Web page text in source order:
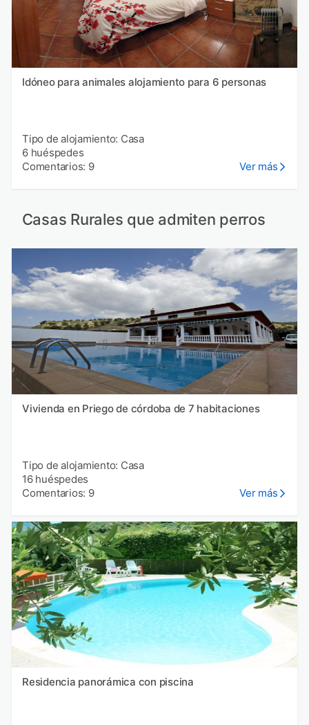
Idóneo para animales alojamiento para 6 personas
Tipo de alojamiento: Casa
6 huéspedes
Comentarios: 9
Ver más
Casas Rurales que admiten perros
Vivienda en Priego de córdoba de 7 habitaciones
Tipo de alojamiento: Casa
16 huéspedes
Comentarios: 9
Ver más
Residencia panorámica con piscina